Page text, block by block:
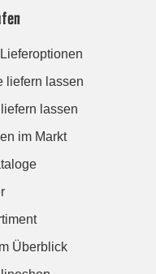
liefern lassen
lassen
im Markt
Überblick